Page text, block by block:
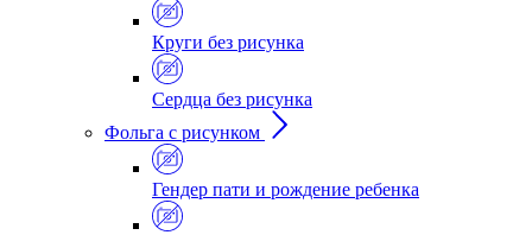
Круги без рисунка
Сердца без рисунка
Фольга с рисунком
Гендер пати и рождение ребенка